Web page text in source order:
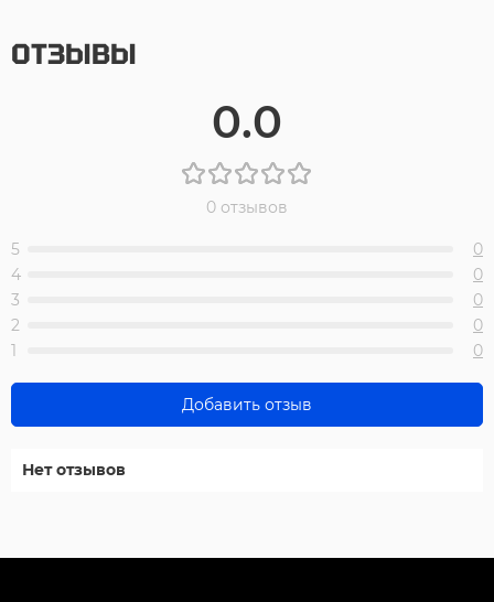
ОТЗЫВЫ
0.0
0 отзывов
5
0
4
0
3
0
2
0
1
0
Добавить отзыв
Нет отзывов